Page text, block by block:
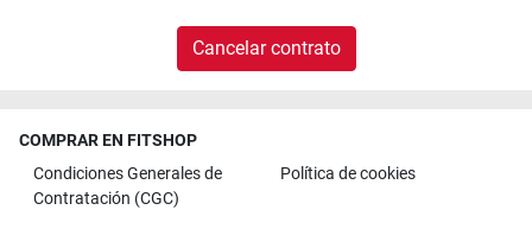
Cancelar contrato
COMPRAR EN FITSHOP
Condiciones Generales de
Contratación (CGC)
Política de cookies